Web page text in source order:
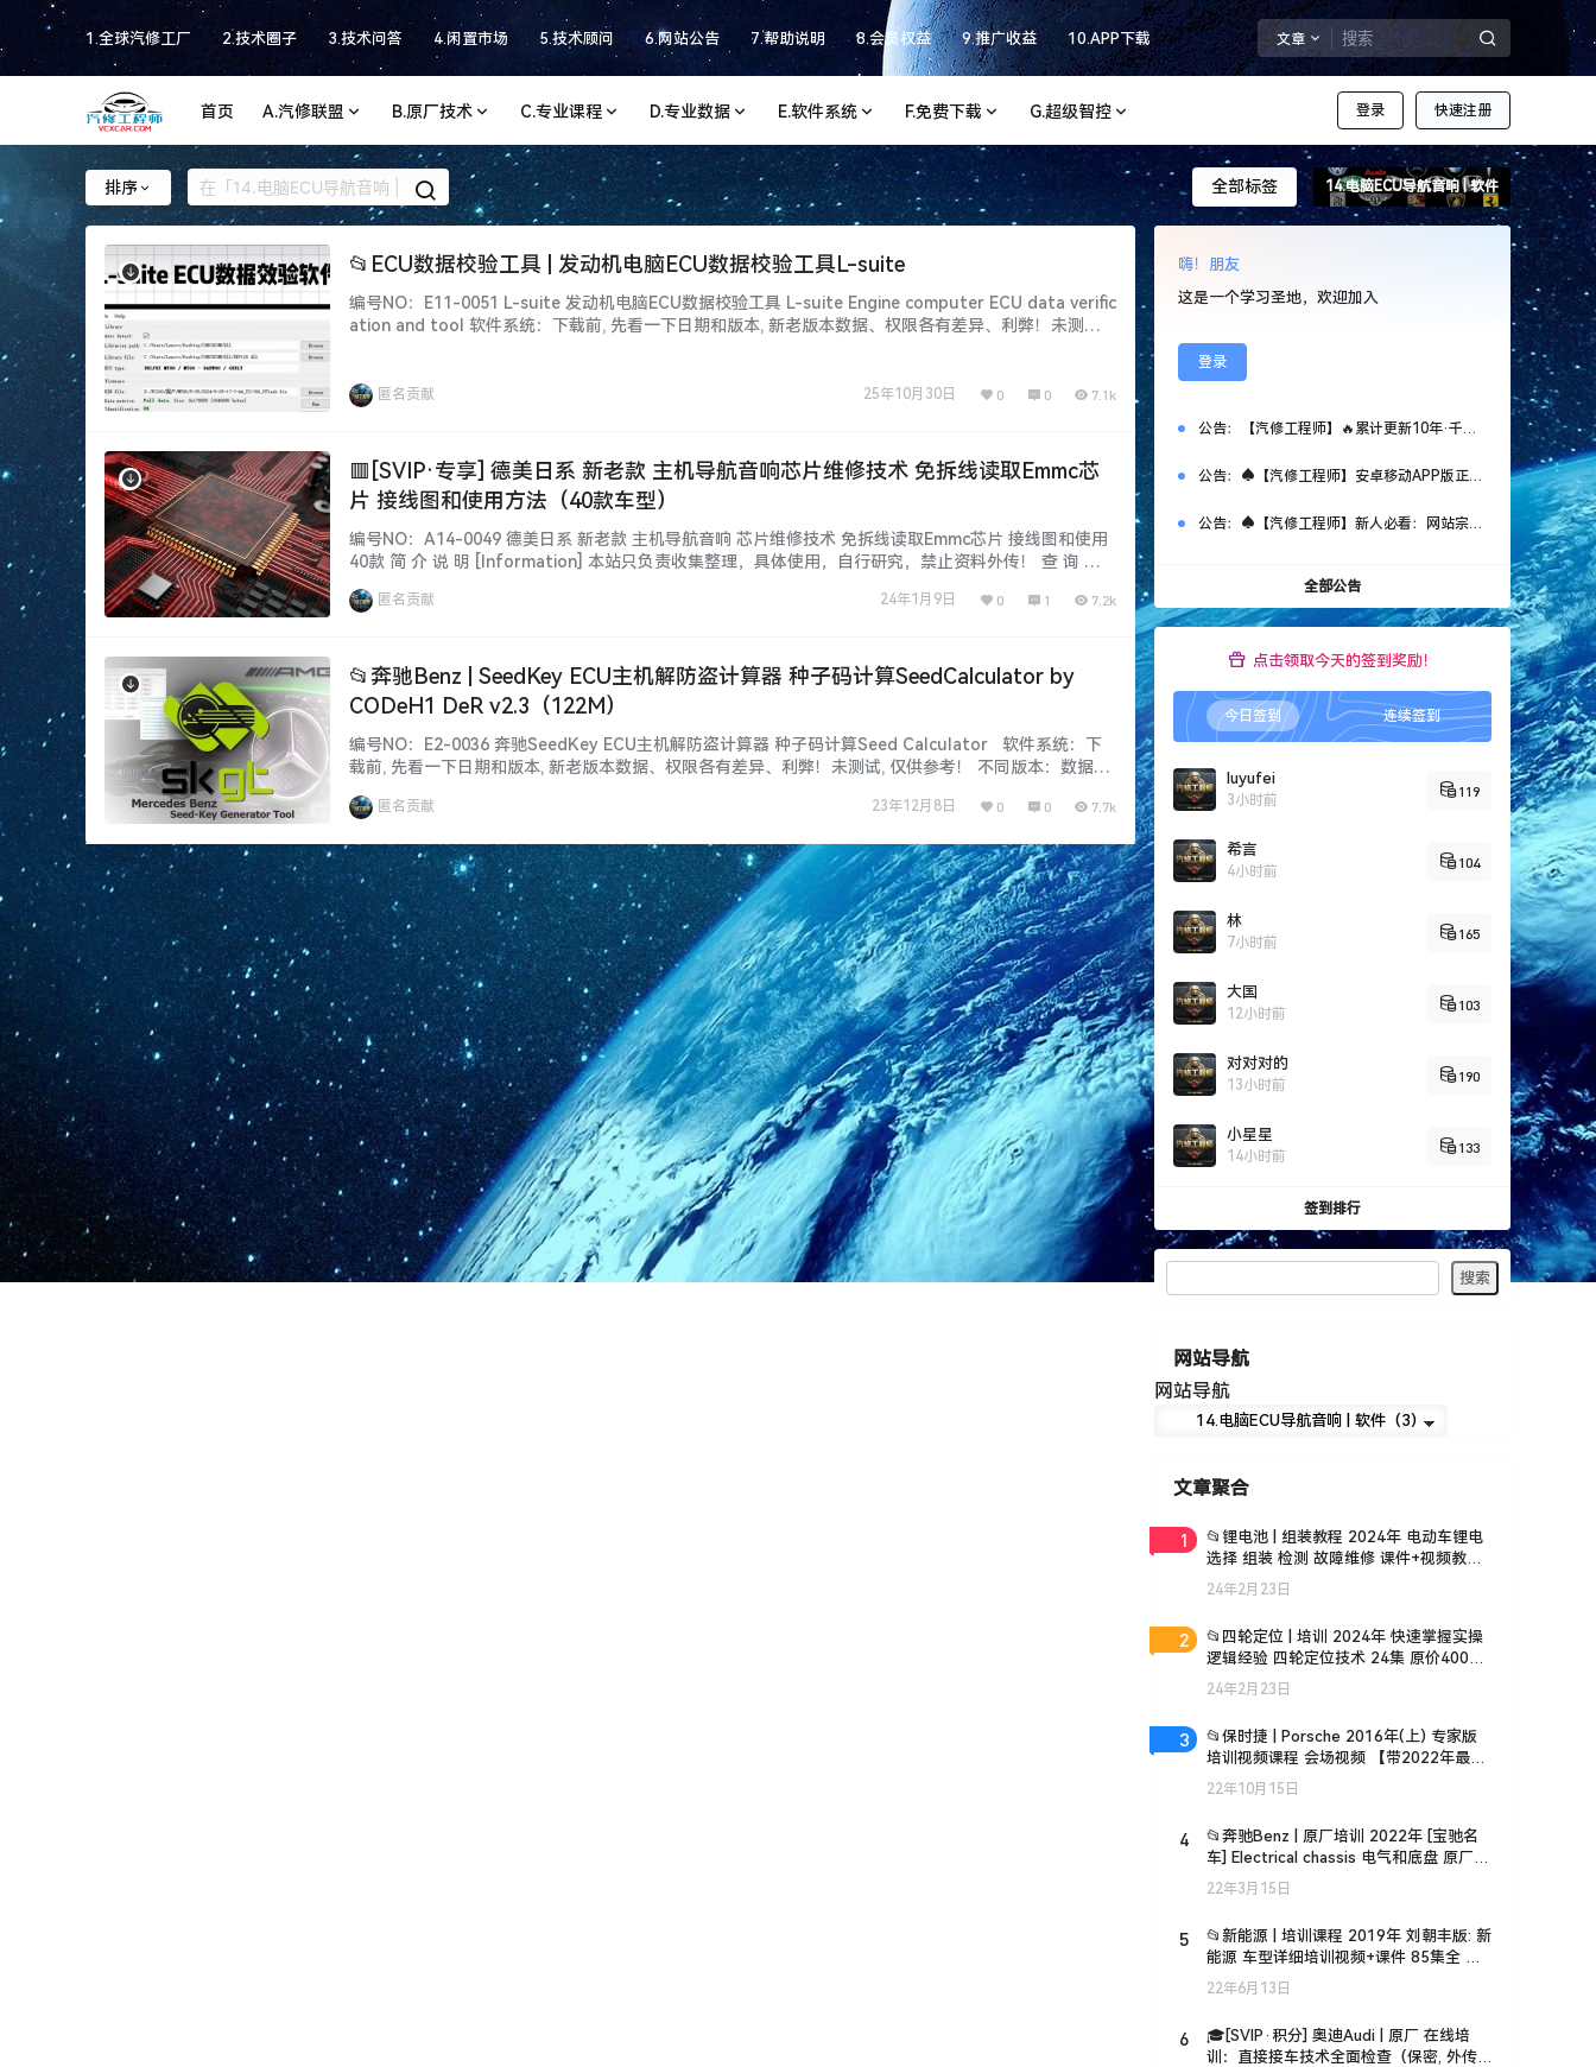
1.全球汽修工厂 2.技术圈子 3.技术问答 4.闲置市场 5.技术顾问 6.网站公告 7.帮助说明 8.会员权益 9.推广收益 10.APP下载 文章
登录 快速注册
首页 A.汽修联盟 B.原厂技术 C.专业课程 D.专业数据 E.软件系统 F.免费下载 G.超级智控
排序 全部标签 14.电脑ECU导航音响 | 软件
📂ECU数据校验工具 | 发动机电脑ECU数据校验工具L-suite
编号NO：E11-0051 L-suite 发动机电脑ECU数据校验工具 L-suite Engine computer ECU data verific
ation and tool 软件系统：下载前, 先看一下日期和版本, 新老版本数据、权限各有差异、利弊！未测试,
匿名贡献 25年10月30日 0 0 7.1k
🟥[SVIP·专享] 德美日系 新老款 主机导航音响芯片维修技术 免拆线读取Emmc芯
片 接线图和使用方法（40款车型）
编号NO：A14-0049 德美日系 新老款 主机导航音响 芯片维修技术 免拆线读取Emmc芯片 接线图和使用
40款 简 介 说 明 [Information] 本站只负责收集整理，具体使用，自行研究，禁止资料外传！ 查 询 关
法（40款） 资料详细目录 [Inventory] 【…...
匿名贡献 24年1月9日 0 1 7.2k
📂奔驰Benz | SeedKey ECU主机解防盗计算器 种子码计算SeedCalculator by
CODeH1 DeR v2.3（122M）
编号NO：E2-0036 奔驰SeedKey ECU主机解防盗计算器 种子码计算Seed Calculator 软件系统：下
载前, 先看一下日期和版本, 新老版本数据、权限各有差异、利弊！未测试, 仅供参考！ 不同版本：数据、
和VIP都能下载自学钻研, 资源种类繁多, 自行研究！更新不…...
匿名贡献 23年12月8日 0 0 7.7k
嗨！朋友
这是一个学习圣地，欢迎加入
登录
公告： 【汽修工程师】🔥累计更新10年·千套万G资源！ ❶.网站限时免费注册！ ❷.新客首次SVIP特惠：￥365 ❸.老会员永久SVIP补：￥666 （名额50个，加微优先）【管理员】微DataAuto
公告： ♠【汽修工程师】安卓移动APP版正式上线测试啦~（非智库新系统）
公告： ♠【汽修工程师】新人必看：网站宗旨、注册申请、导航功能、下载权限、快速查询等常用指南说明！
全部公告
点击领取今天的签到奖励！
今日签到 连续签到
luyufei
3小时前
119
希言
4小时前
104
林
7小时前
165
大国
12小时前
103
对对对的
13小时前
190
小星星
14小时前
133
签到排行
网站导航
网站导航
文章聚合
1
📂锂电池 | 组装教程 2024年 电动车锂电
选择 组装 检测 故障维修 课件+视频教学
35集（18G）
24年2月23日
2
📂四轮定位 | 培训 2024年 快速掌握实操
逻辑经验 四轮定位技术 24集 原价400
（3.5G）
24年2月23日
3
📂保时捷 | Porsche 2016年(上) 专家版
培训视频课程 会场视频 【带2022年最新
课件】 (28G)
22年10月15日
4
📂奔驰Benz | 原厂培训 2022年 [宝驰名
车] Electrical chassis 电气和底盘 原厂技
术培训 Xentry诊断系统
22年3月15日
5
📂新能源 | 培训课程 2019年 刘朝丰版: 新
能源 车型详细培训视频+课件 85集全 电
池基础 控制器 快充慢充 高压互锁 能量回
收(8.7G)
22年6月13日
6
🎓[SVIP·积分] 奥迪Audi | 原厂 在线培
训：直接接车技术全面检查（保密, 外传